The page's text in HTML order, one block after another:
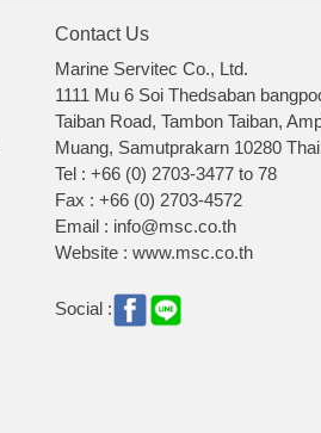
Contact Us
Marine Servitec Co., Ltd.
1111 Mu 6 Soi Thedsaban
Taiban Road, Tambon Taiban,
Muang, Samutprakarn 10280
Tel : +66 (0) 2703-3477 to 78
Fax : +66 (0) 2703-4572
Email : info@msc.co.th
Website : www.msc.co.th
Social :